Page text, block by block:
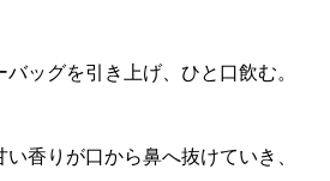
ッグを引き上げ、ひと口飲む。
香りが口から鼻へ抜けていき、